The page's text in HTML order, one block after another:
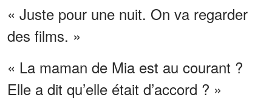
« Juste pour une nuit. On va regarder
des films. »
« La maman de Mia est au courant ?
Elle a dit qu’elle était d’accord ? »